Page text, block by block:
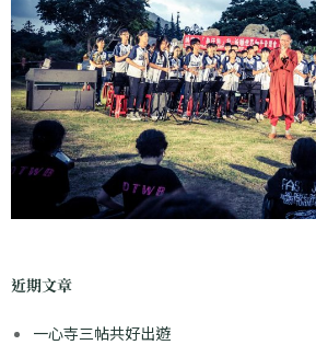
近期文章
一心寺三帖共好出遊